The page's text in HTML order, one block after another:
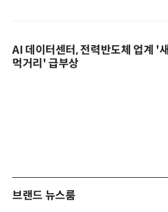
AI 데이터센터, 전력반도체 업계 '새
먹거리' 급부상
브랜드 뉴스룸